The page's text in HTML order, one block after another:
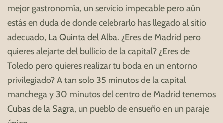
mejor gastronomía, un servicio impecable pero aún
estás en duda de donde celebrarlo has llegado al sitio
adecuado, La Quinta del Alba. ¿Eres de Madrid pero
quieres alejarte del bullicio de la capital? ¿Eres de
Toledo pero quieres realizar tu boda en un entorno
privilegiado? A tan solo 35 minutos de la capital
manchega y 30 minutos del centro de Madrid tenemos
Cubas de la Sagra, un pueblo de ensueño en un paraje